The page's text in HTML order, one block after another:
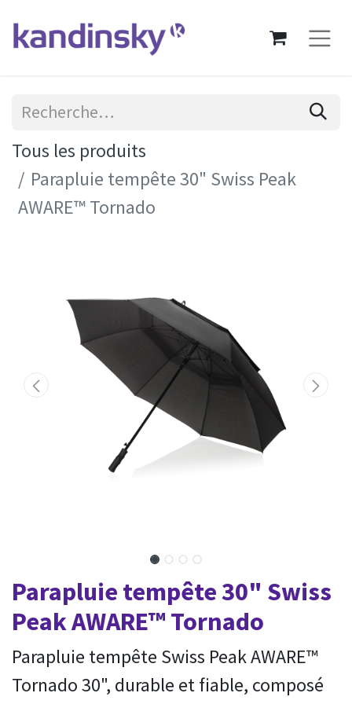
Tous les produits
Parapluie tempête 30" Swiss Peak
AWARE™ Tornado
Parapluie tempête 30" Swiss
Peak AWARE™ Tornado
Parapluie tempête Swiss Peak AWARE™
Tornado 30", durable et fiable, composé